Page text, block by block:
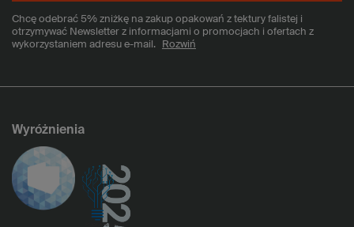
Chcę odebrać 5% zniżkę na zakup opakowań z tektury falistej i
otrzymywać Newsletter z informacjami o promocjach i ofertach z
wykorzystaniem adresu e-mail.
Rozwiń
Wyróżnienia